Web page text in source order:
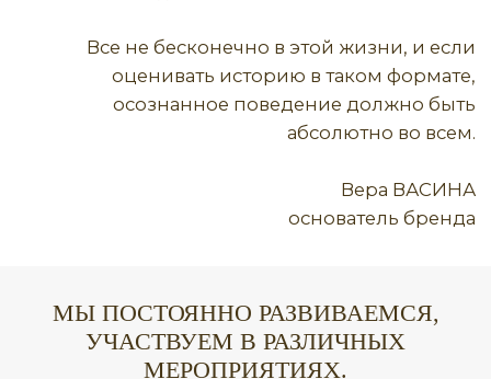
МЫ ПОСТОЯННО РАЗВИВАЕМСЯ,
УЧАСТВУЕМ В РАЗЛИЧНЫХ
МЕРОПРИЯТИЯХ.